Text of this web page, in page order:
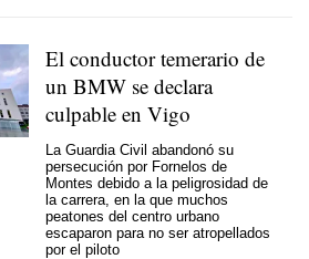
El conductor temerario de
un BMW se declara
culpable en Vigo
La Guardia Civil abandonó su
persecución por Fornelos de
Montes debido a la peligrosidad de
la carrera, en la que muchos
peatones del centro urbano
escaparon para no ser atropellados
por el piloto